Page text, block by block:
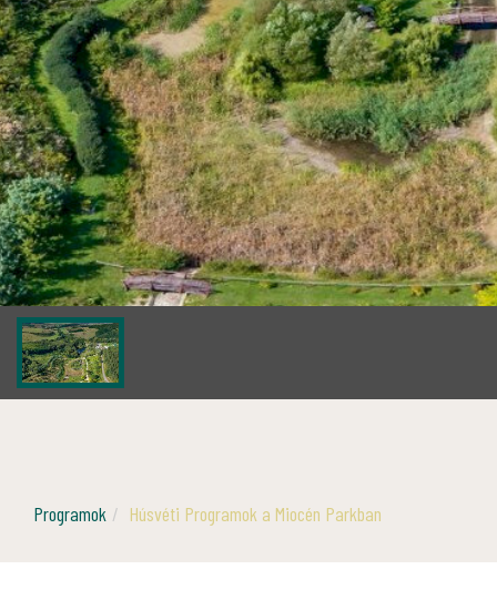
Programok Húsvéti Programok a Miocén Parkban